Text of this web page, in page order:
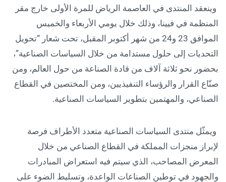
وينعقد المنتدى في العاصمة الرياض للمرة الأولى خارج مقر
المنظمة في فيينا، وذلك خلال يومي الأربعاء والخميس
الموافق 23 و24 من شهر أكتوبر المقبل، تحت شعار “تحويل
التحديات إلى حلول مستدامة من خلال السياسات الصناعية”،
بحضور نحو ثلاثة آلاف من قادة الصناعة من حول العالم، ومن
صنّاع القرار والرؤساء التنفيذيين، ومن المختصين في القطاع
الصناعي، والمهتمين بتطوير السياسات الصناعية.
ويمثّل منتدى السياسات الصناعية متعدد الأطراف فرصة
لإبراز منجزات المملكة في القطاع الصناعي من خلال
المعرض المصاحب، الذي سيتم فيه استعراض المبادرات
والجهود في توطين الصناعات الواعدة، وتسليط الضوء على